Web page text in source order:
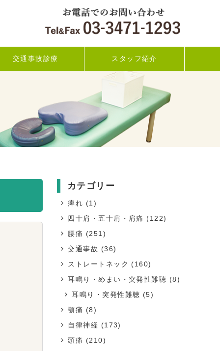
交通事故診療 スタッフ紹介
カテゴリー
痺れ (1)
四十肩・五十肩・肩痛 (122)
腰痛 (251)
交通事故 (36)
ストレートネック (160)
耳鳴り・めまい・突発性難聴 (8)
耳鳴り・突発性難聴 (5)
顎痛 (8)
自律神経 (173)
頭痛 (210)